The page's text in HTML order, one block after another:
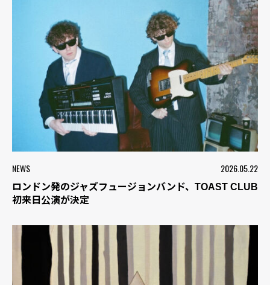
NEWS 2026.05.22
ロンドン発のジャズフュージョンバンド、TOAST CLUB
初来日公演が決定